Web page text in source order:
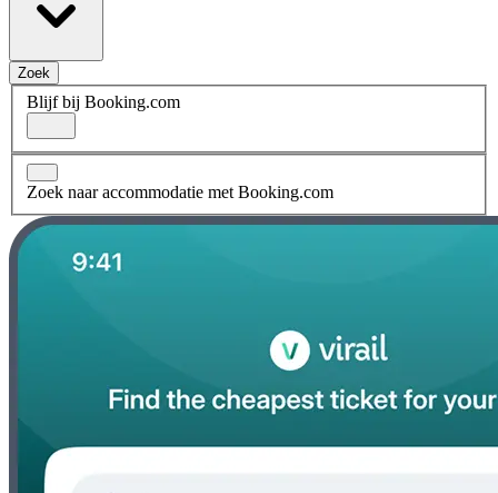
Zoek
Blijf bij Booking.com
Zoek naar accommodatie met Booking.com